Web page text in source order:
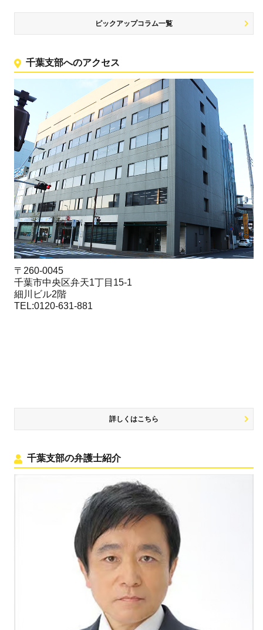
ピックアップコラム一覧
千葉支部へのアクセス
〒260-0045
千葉市中央区弁天1丁目15-1
細川ビル2階
TEL:0120-631-881
詳しくはこちら
千葉支部の弁護士紹介